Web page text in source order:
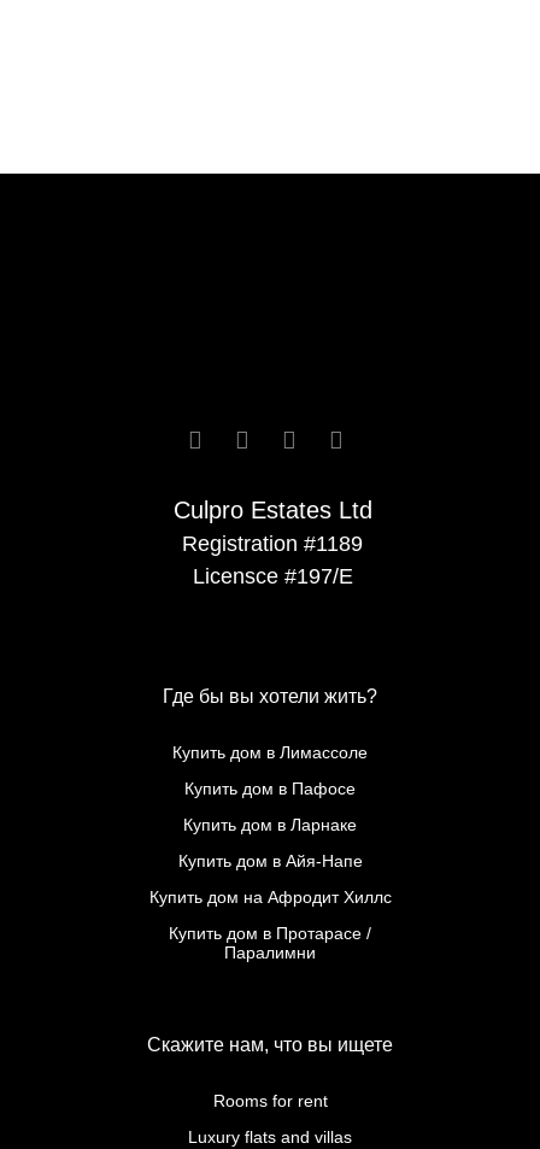
Culpro Estates Ltd
Registration #1189
Licensce #197/E
   
Где бы вы хотели жить?
Скажите нам, что вы ищете
Купить дом в Лимассоле
Купить дом в Пафосе
Купить дом в Ларнаке
Купить дом в Айя-Напе
Купить дом на Афродит Хиллс
Купить дом в Протарасе /
Паралимни
Rooms for rent
Luxury flats and villas